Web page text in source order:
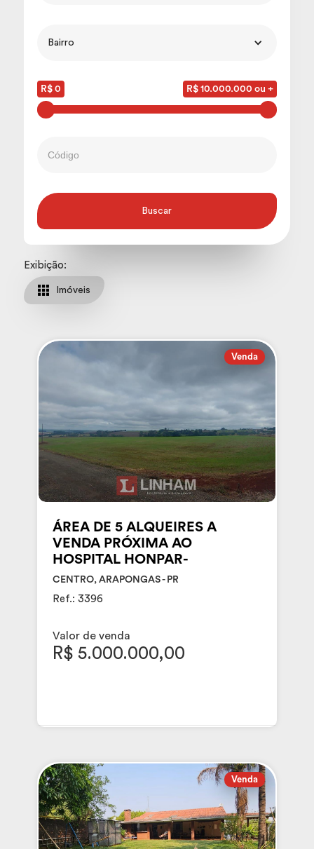
Bairro
R$ 0 R$ 10.000.000 ou +
Exibição:
Imóveis
Venda
ÁREA DE 5 ALQUEIRES A
VENDA PRÓXIMA AO
HOSPITAL HONPAR-
CENTRO, ARAPONGAS - PR
Ref.: 3396
Valor de venda
R$ 5.000.000,00
Venda